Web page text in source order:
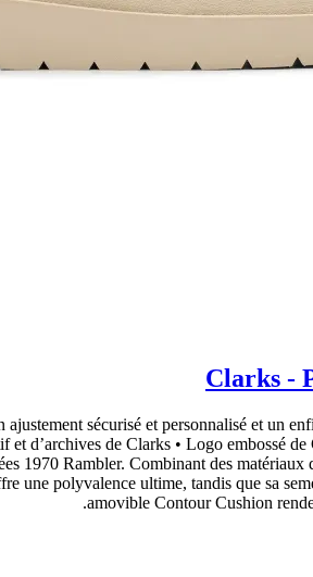
Clarks -
sécurisé et personnalisé et un
d’archives de Clarks • Logo embossé
1970 Rambler. Combinant des matériaux
une polyvalence ultime, tandis que sa
amovible Contour Cushion